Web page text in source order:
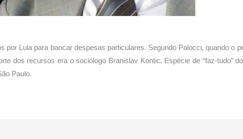
para bancar despesas particulares. Segundo Palocci, quando o
dos recursos era o sociólogo Branislav Kontic. Espécie de “faz-tudo”
Paulo.